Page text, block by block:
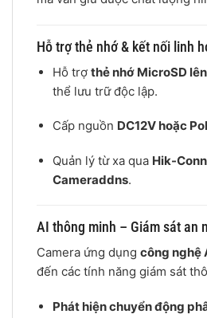
Hỗ trợ thẻ nhớ & kết nối linh
Hỗ trợ thẻ nhớ MicroSD
thể lưu trữ độc lập.
Cấp nguồn DC12V hoặc
Quản lý từ xa qua Hik-
Cameraddns.
AI thông minh – Giám sát an
Camera ứng dụng công nghệ
đến các tính năng giám sát
Phát hiện chuyển động